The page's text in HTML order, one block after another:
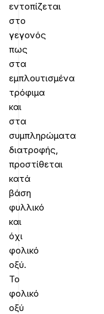
εντοπίζεται
στο
γεγονός
πως
στα
εμπλουτισμένα
τρόφιμα
και
στα
συμπληρώματα
διατροφής,
προστίθεται
κατά
βάση
φυλλικό
και
όχι
φολικό
οξύ.
Το
φολικό
οξύ